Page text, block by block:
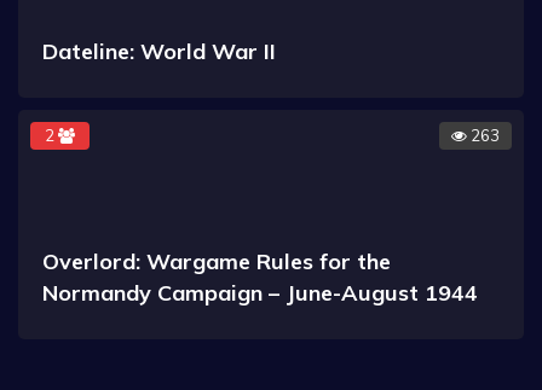
Dateline: World War II
2 263
Overlord: Wargame Rules for the
Normandy Campaign – June-August 1944